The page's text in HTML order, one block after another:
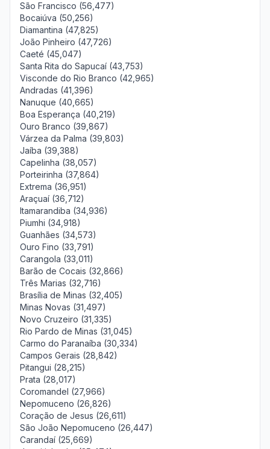
São Francisco (56,477)
Bocaiúva (50,256)
Diamantina (47,825)
João Pinheiro (47,726)
Caeté (45,047)
Santa Rita do Sapucaí (43,753)
Visconde do Rio Branco (42,965)
Andradas (41,396)
Nanuque (40,665)
Boa Esperança (40,219)
Ouro Branco (39,867)
Várzea da Palma (39,803)
Jaíba (39,388)
Capelinha (38,057)
Porteirinha (37,864)
Extrema (36,951)
Araçuaí (36,712)
Itamarandiba (34,936)
Piumhi (34,918)
Guanhães (34,573)
Ouro Fino (33,791)
Carangola (33,011)
Barão de Cocais (32,866)
Três Marias (32,716)
Brasília de Minas (32,405)
Minas Novas (31,497)
Novo Cruzeiro (31,335)
Rio Pardo de Minas (31,045)
Carmo do Paranaíba (30,334)
Campos Gerais (28,842)
Pitangui (28,215)
Prata (28,017)
Coromandel (27,966)
Nepomuceno (26,826)
Coração de Jesus (26,611)
São João Nepomuceno (26,447)
Carandaí (25,669)